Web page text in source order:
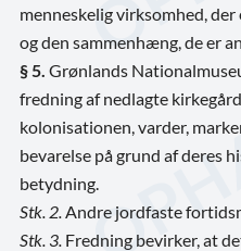
menneskelig virksomhed,
og den sammenhæng, de er
§ 5. Grønlands
fredning af nedlagte
kolonisationen, varder,
bevarelse på grund af deres
betydning.
Stk. 2. Andre jordfaste
Stk. 3. Fredning bevirker, at